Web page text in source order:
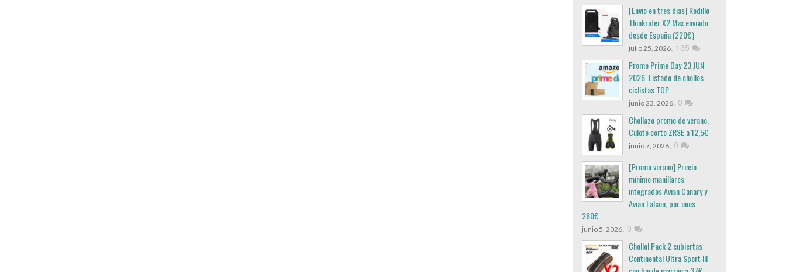
[Envio en tres dias] Rodillo
Thinkrider X2 Max enviado
desde España (220€)
julio 25, 2026, 135
Promo Prime Day 23 JUN
2026. Listado de chollos
ciclistas TOP
junio 23, 2026, 0
Chollazo promo de verano,
Culote corto ZRSE a 12,5€
junio 7, 2026, 0
[Promo verano] Precio
mínimo manillares
integrados Avian Canary y
Avian Falcon, por unos
260€
junio 5, 2026, 0
Chollo! Pack 2 cubiertas
Continental Ultra Sport III